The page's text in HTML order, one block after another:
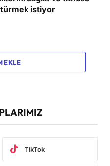
istiyor
EKLE
TikTok